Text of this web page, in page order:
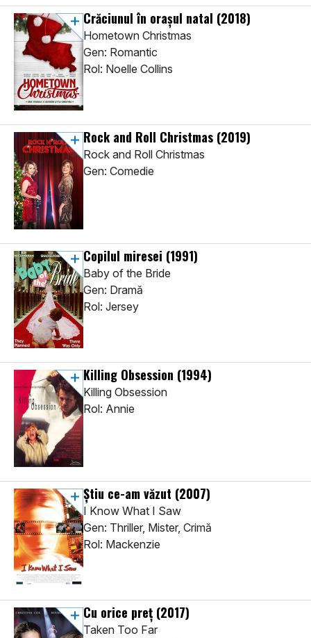
Crăciunul în oraşul natal (2018)
Hometown Christmas
Gen: Romantic
Rol: Noelle Collins
Rock and Roll Christmas (2019)
Rock and Roll Christmas
Gen: Comedie
Copilul miresei (1991)
Baby of the Bride
Gen: Dramă
Rol: Jersey
Killing Obsession (1994)
Killing Obsession
Rol: Annie
Știu ce-am văzut (2007)
I Know What I Saw
Gen: Thriller, Mister, Crimă
Rol: Mackenzie
Cu orice preţ (2017)
Taken Too Far